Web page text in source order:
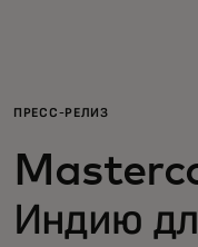
Для бизнеса
Для всего
ПРЕСС-РЕЛИЗ
Индию